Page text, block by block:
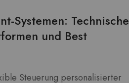
Systemen: Technische
und Best
Steuerung personalisierter